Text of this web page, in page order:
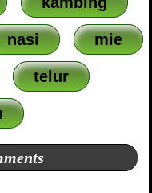
nasi mie
telur